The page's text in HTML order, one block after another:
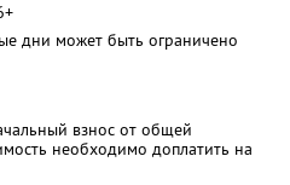
дни может быть ограничено
взнос от общей
необходимо доплатить на